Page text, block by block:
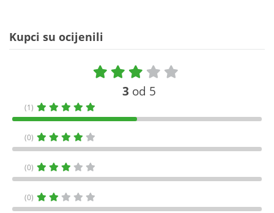
Kupci su ocijenili
3 od 5
(1)
(0)
(0)
(0)